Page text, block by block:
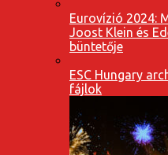
Eurovízió 2024:
Joost Klein és
büntetője
ESC Hungary
fájlok